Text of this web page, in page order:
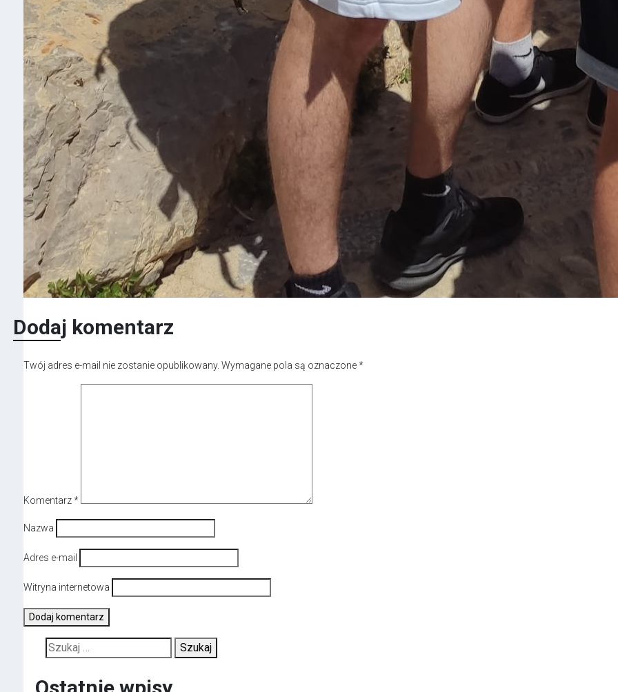
Dodaj komentarz
Twój adres e-mail nie zostanie opublikowany. Wymagane pola są oznaczone*
Komentarz*
Nazwa
Adres e-mail
Witryna internetowa
Szukaj: